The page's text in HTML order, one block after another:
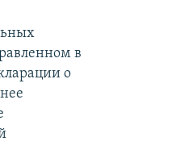
в
о